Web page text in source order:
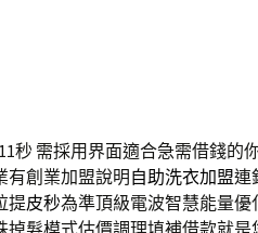
秒 需採用界面適合急需借錢的
有創業加盟說明 自助洗衣加盟連
提皮秒為準頂級電波智慧能量優
掉髮模式估價調理填補借款就是